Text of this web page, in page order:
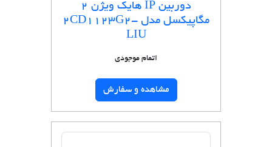
دوربین IP هایک ویژن 2
مگاپیکسل مدل 2CD1123G2-
LIU
اتمام موجودی
مشاهده و سفارش